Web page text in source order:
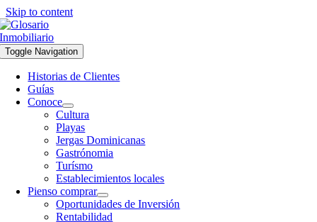
Skip to content
Toggle Navigation
Historias de Clientes
Guías
Conoce
Cultura
Playas
Jergas Dominicanas
Gastrónomia
Turísmo
Establecimientos locales
Pienso comprar
Oportunidades de Inversión
Rentabilidad